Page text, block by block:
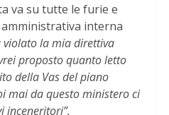
va su tutte le furie e
interna
violato la mia direttiva
proposto quanto letto
della Vas del piano
mai da questo ministero ci
inceneritori”.